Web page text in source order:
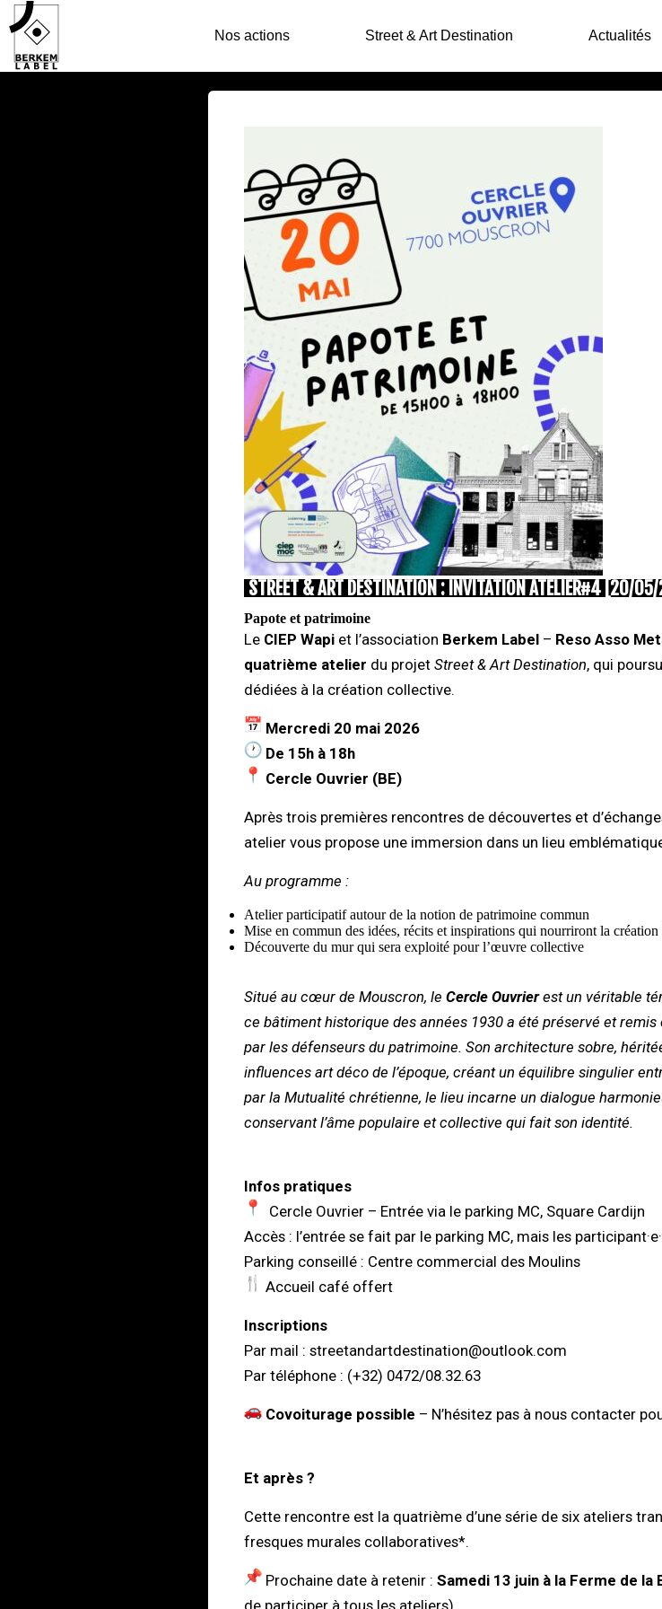
Nos actions Street & Art Destination Actualités
STREET & ART DESTINATION : INVITATION ATELIER#4 [20/
Papote et patrimoine
Le CIEP Wapi et l’association Berkem Label – Reso Asso
quatrième atelier du projet Street & Art Destination, qui
dédiées à la création collective.
Mercredi 20 mai 2026
De 15h à 18h
Cercle Ouvrier (BE)
Après trois premières rencontres de découvertes et
atelier vous propose une immersion dans un lieu
Au programme :
Atelier participatif autour de la notion de patrimoine commun
Mise en commun des idées, récits et inspirations qui nourriront la création
Découverte du mur qui sera exploité pour l’œuvre collective
Situé au cœur de Mouscron, le Cercle Ouvrierest un véritable
ce bâtiment historique des années 1930 a été préservé et
par les défenseurs du patrimoine. Son architecture sobre,
influences art déco de l’époque, créant un équilibre singulier
par la Mutualité chrétienne, le lieu incarne un dialogue
conservant l’âme populaire et collective qui fait son identité.
Infos pratiques
Cercle Ouvrier – Entrée via le parking MC, Square Cardijn
Accès : l’entrée se fait par le parking MC, mais les
Parking conseillé : Centre commercial des Moulins
Accueil café offert
Inscriptions
Par mail : streetandartdestination@outlook.com
Par téléphone : (+32) 0472/08.32.63
Covoiturage possible – N’hésitez pas à nous contacter
Et après ?
Cette rencontre est la quatrième d’une série de six ateliers
fresques murales collaboratives*.
Prochaine date à retenir : Samedi 13 juin à la Ferme de
de participer à tous les ateliers)